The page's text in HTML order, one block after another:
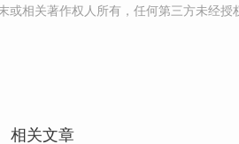
相关著作权人所有，任何第三方未经授
相关文章